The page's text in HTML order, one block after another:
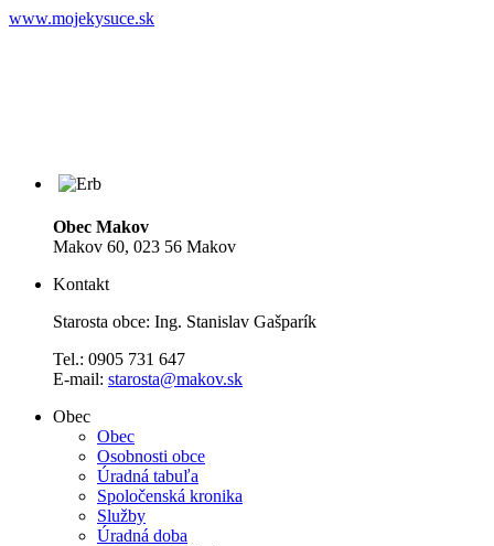
www.mojekysuce.sk
Obec Makov
Makov 60, 023 56 Makov
Kontakt
Starosta obce: Ing. Stanislav Gašparík
Tel.: 0905 731 647
E-mail: starosta@makov.sk
Obec
Obec
Osobnosti obce
Úradná tabuľa
Spoločenská kronika
Služby
Úradná doba